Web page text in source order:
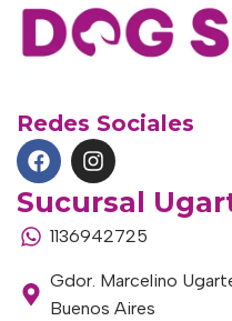
Redes Sociales
Sucursal
1136942725
Gdor. Marcelino
Buenos Aires